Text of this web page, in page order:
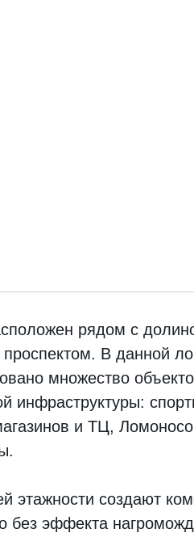
рядом с
проспектом. В данной
множество
инфраструктуры:
и ТЦ,
этажности создают
без эффекта